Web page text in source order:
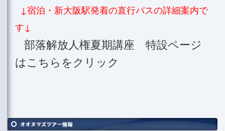
↓宿泊・新大阪駅発着の直行バスの詳細案内で
す↓
部落解放人権夏期講座 特設ページ
はこちらをクリック